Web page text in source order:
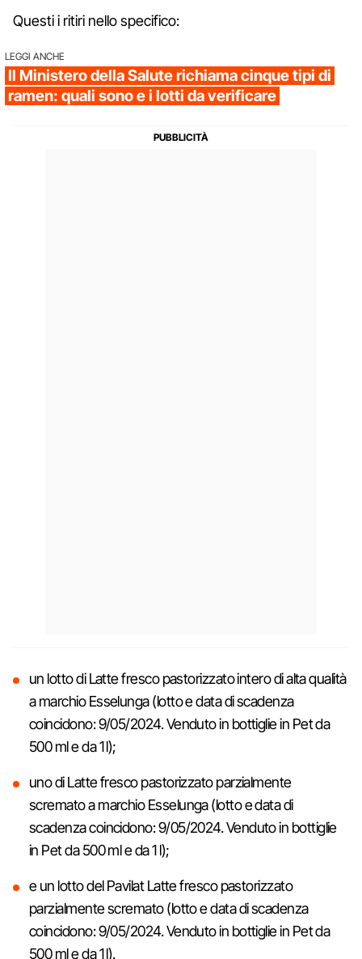
Questi i ritiri nello specifico:
LEGGI ANCHE
Il Ministero della Salute richiama cinque tipi di
ramen: quali sono e i lotti da verificare
un lotto di Latte fresco pastorizzato intero di alta qualità
a marchio Esselunga (lotto e data di scadenza
coincidono: 9/05/2024. Venduto in bottiglie in Pet da
500 ml e da 1 l);
uno di Latte fresco pastorizzato parzialmente
scremato a marchio Esselunga (lotto e data di
scadenza coincidono: 9/05/2024. Venduto in bottiglie
in Pet da 500 ml e da 1 l);
e un lotto del Pavilat Latte fresco pastorizzato
parzialmente scremato (lotto e data di scadenza
coincidono: 9/05/2024. Venduto in bottiglie in Pet da
500 ml e da 1 l).